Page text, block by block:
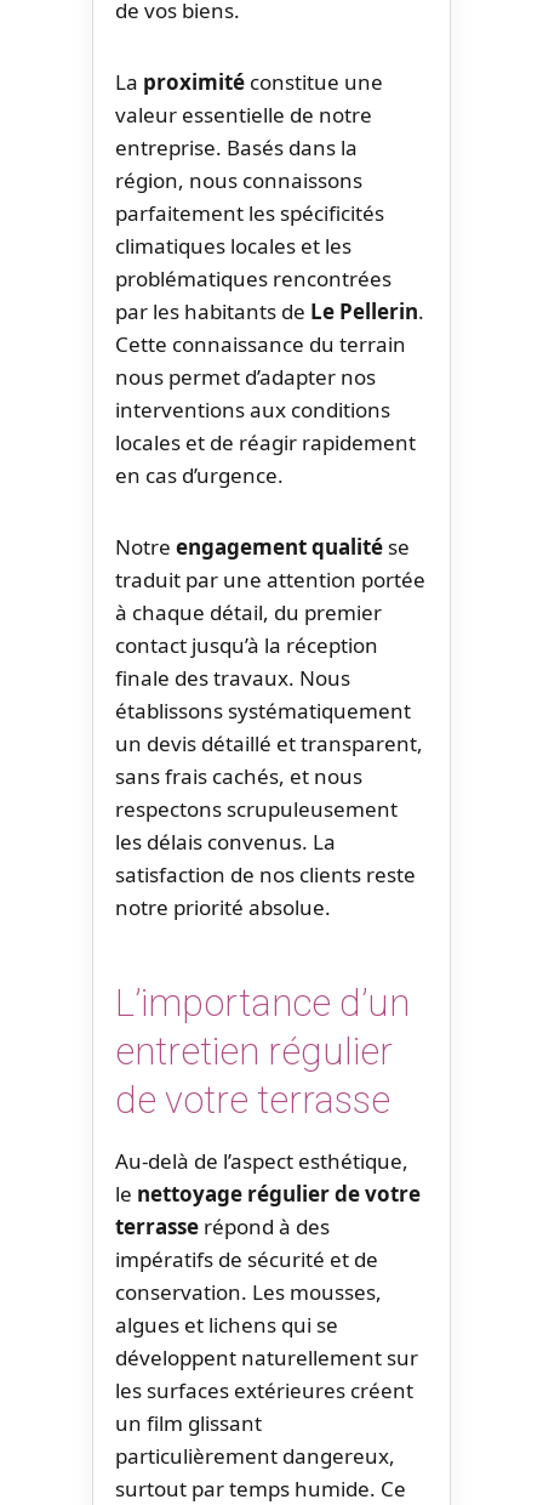
de vos biens.
La proximité constitue une
valeur essentielle de notre
entreprise. Basés dans la
région, nous connaissons
parfaitement les spécificités
climatiques locales et les
problématiques rencontrées
par les habitants de Le Pellerin.
Cette connaissance du terrain
nous permet d’adapter nos
interventions aux conditions
locales et de réagir rapidement
en cas d’urgence.
Notre engagement qualité se
traduit par une attention portée
à chaque détail, du premier
contact jusqu’à la réception
finale des travaux. Nous
établissons systématiquement
un devis détaillé et transparent,
sans frais cachés, et nous
respectons scrupuleusement
les délais convenus. La
satisfaction de nos clients reste
notre priorité absolue.
L’importance d’un
entretien régulier
de votre terrasse
Au-delà de l’aspect esthétique,
le nettoyage régulier de votre
terrasse répond à des
impératifs de sécurité et de
conservation. Les mousses,
algues et lichens qui se
développent naturellement sur
les surfaces extérieures créent
un film glissant
particulièrement dangereux,
surtout par temps humide. Ce